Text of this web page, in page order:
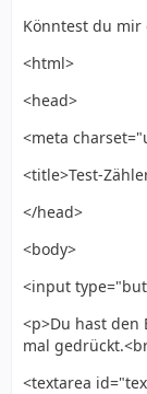
Könntest du
<html>
<head>
<meta
<title>Test-
</head>
<body>
<input
<p>Du hast den
mal
<textarea